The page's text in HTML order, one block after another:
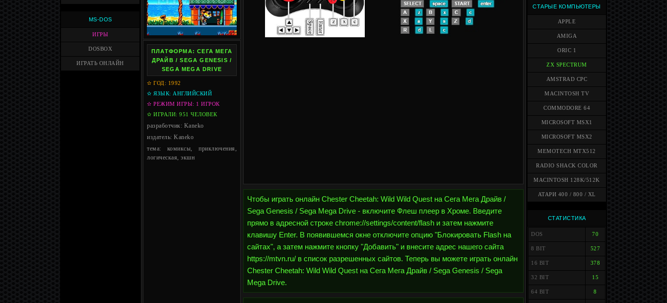
MS-DOS
ИГРЫ
DOSBOX
ИГРАТЬ ОНЛАЙН
ПЛАТФОРМА: СЕГА МЕГА
ДРАЙВ / SEGA GENESIS /
SEGA MEGA DRIVE
✫ ГОД: 1992
✫ ЯЗЫК: АНГЛИЙСКИЙ
✫ РЕЖИМ ИГРЫ: 1 ИГРОК
✫ ИГРАЛИ: 951 ЧЕЛОВЕК
разработчик: Kaneko
издатель: Kaneko
тема: комиксы, приключения,
логическая, экшн
Чтобы играть онлайн Chester Cheetah: Wild Wild Quest на Сега Мега Драйв /
Sega Genesis / Sega Mega Drive - включите Флеш плеер в Хроме. Введите
прямо в адресной строке chrome://settings/content/flash и затем нажмите
клавишу Enter. В появившемся окне отключите опцию "Блокировать Flash на
сайтах", а затем нажмите кнопку "Добавить" и внесите адрес нашего сайта
https://mtvn.ru/ в список разрешенных сайтов. Теперь вы можете играть онлайн
Chester Cheetah: Wild Wild Quest на Сега Мега Драйв / Sega Genesis / Sega
Mega Drive.
СТАРЫЕ КОМПЬЮТЕРЫ
APPLE
AMIGA
ORIC 1
ZX SPECTRUM
AMSTRAD CPC
MACINTOSH TV
COMMODORE 64
MICROSOFT MSX1
MICROSOFT MSX2
MEMOTECH MTX512
RADIO SHACK COLOR
MACINTOSH 128K/512K
АТАРИ 400 / 800 / XL
СТАТИСТИКА
DOS 70
8 BIT 527
16 BIT 378
32 BIT 15
64 BIT 8